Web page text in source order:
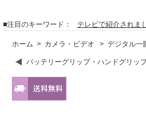
■注目のキーワード： テレビで紹介されま
ホーム > カメラ・ビデオ > デジタル一
バッテリーグリップ・ハンドグリッ